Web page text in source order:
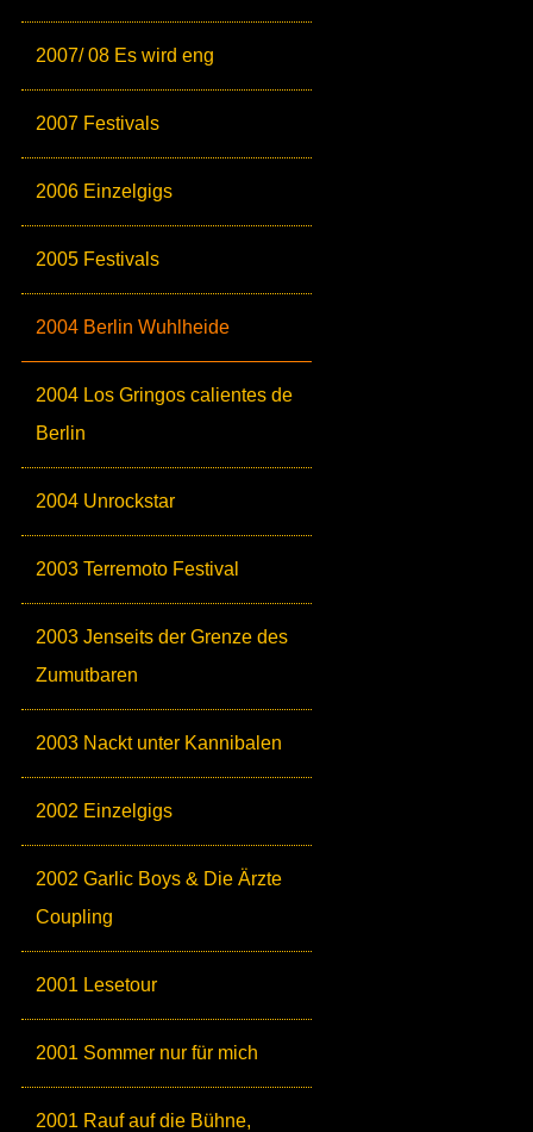
2007/ 08 Es wird eng
2007 Festivals
2006 Einzelgigs
2005 Festivals
2004 Berlin Wuhlheide
2004 Los Gringos calientes de
Berlin
2004 Unrockstar
2003 Terremoto Festival
2003 Jenseits der Grenze des
Zumutbaren
2003 Nackt unter Kannibalen
2002 Einzelgigs
2002 Garlic Boys & Die Ärzte
Coupling
2001 Lesetour
2001 Sommer nur für mich
2001 Rauf auf die Bühne,